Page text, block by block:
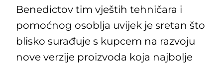
Benedictovtim vještih tehničara i
pomoćnog osoblja uvijek je sretan što
blisko surađuje s kupcem na razvoju
nove verzije proizvoda koja najbolje